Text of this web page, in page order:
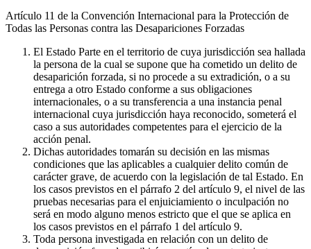
Artículo 11 de la Convención Internacional para la Protección de
Todas las Personas contra las Desapariciones Forzadas
El Estado Parte en el territorio de cuya jurisdicción sea hallada
la persona de la cual se supone que ha cometido un delito de
desaparición forzada, si no procede a su extradición, o a su
entrega a otro Estado conforme a sus obligaciones
internacionales, o a su transferencia a una instancia penal
internacional cuya jurisdicción haya reconocido, someterá el
caso a sus autoridades competentes para el ejercicio de la
acción penal.
Dichas autoridades tomarán su decisión en las mismas
condiciones que las aplicables a cualquier delito común de
carácter grave, de acuerdo con la legislación de tal Estado. En
los casos previstos en el párrafo 2 del artículo 9, el nivel de las
pruebas necesarias para el enjuiciamiento o inculpación no
será en modo alguno menos estricto que el que se aplica en
los casos previstos en el párrafo 1 del artículo 9.
Toda persona investigada en relación con un delito de